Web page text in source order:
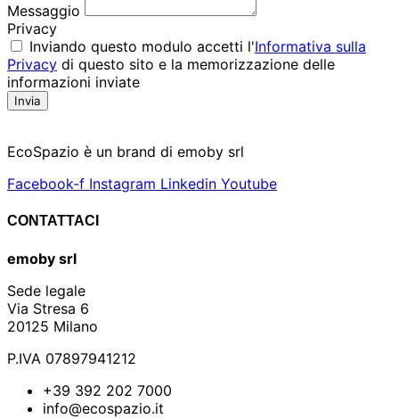
Messaggio
Privacy
Inviando questo modulo accetti l'Informativa sulla
Privacy di questo sito e la memorizzazione delle
informazioni inviate
Invia
EcoSpazio è un brand di emoby srl
Facebook-f Instagram Linkedin Youtube
CONTATTACI
emoby srl
Sede legale
Via Stresa 6
20125 Milano
P.IVA 07897941212
+39 392 202 7000
info@ecospazio.it